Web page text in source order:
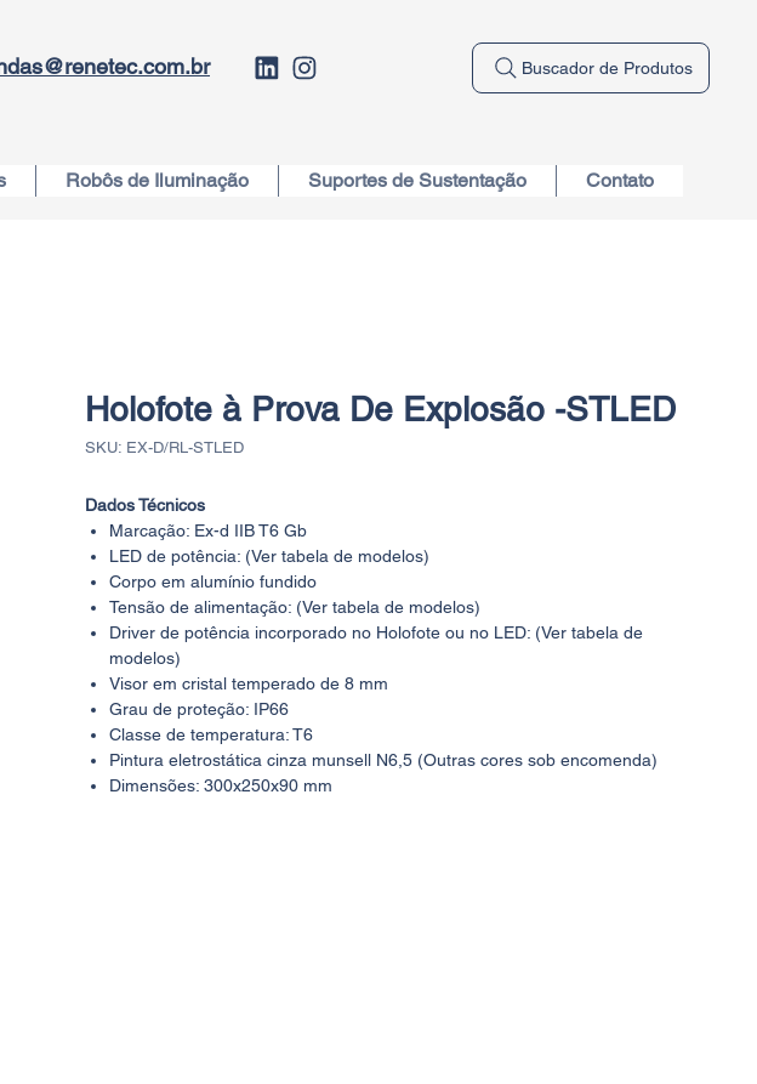
Buscador de Produtos
Robôs de Iluminação Suportes de Sustentação Contato
Holofote à Prova De Explosão -STLED
SKU: EX-D/RL-STLED
Dados Técnicos
Marcação: Ex-d IIB T6 Gb
LED de potência: (Ver tabela de modelos)
Corpo em alumínio fundido
Tensão de alimentação: (Ver tabela de modelos)
Driver de potência incorporado no Holofote ou no LED: (Ver tabela de
modelos)
Visor em cristal temperado de 8 mm
Grau de proteção: IP66
Classe de temperatura: T6
Pintura eletrostática cinza munsell N6,5 (Outras cores sob encomenda)
Dimensões: 300x250x90 mm